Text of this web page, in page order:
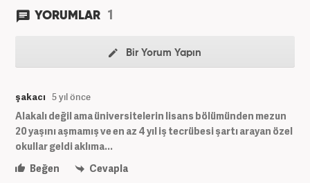
YORUMLAR 1
Bir Yorum Yapın
şakacı 5 yıl önce
Alakalı değil ama üniversitelerin lisans bölümünden mezun
20 yaşını aşmamış ve en az 4 yıl iş tecrübesi şartı arayan özel
okullar geldi aklıma...
Beğen
Cevapla